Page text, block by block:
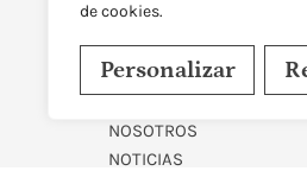
de cookies.
Personalizar
MAPA WEB
INICIO
NOSOTROS
NOTICIAS